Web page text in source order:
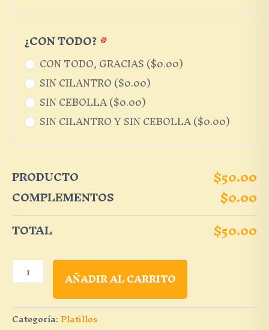
¿CON TODO?*
CON TODO, GRACIAS ($0.00)
SIN CILANTRO ($0.00)
SIN CEBOLLA ($0.00)
SIN CILANTRO Y SIN CEBOLLA ($0.00)
PRODUCTO $50.00
COMPLEMENTOS $0.00
TOTAL $50.00
Tepetl
(volcán)
cantidad
AÑADIR AL CARRITO
Categoría:Platillos